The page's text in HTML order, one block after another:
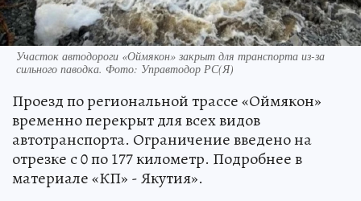
Участок автодороги «Оймякон» закрыт для транспорта из-за
сильного паводка. Фото: Управтодор РС(Я)
Проезд по региональной трассе «Оймякон»
временно перекрыт для всех видов
автотранспорта. Ограничение введено на
отрезке с 0 по 177 километр. Подробнее в
материале «КП» - Якутия».